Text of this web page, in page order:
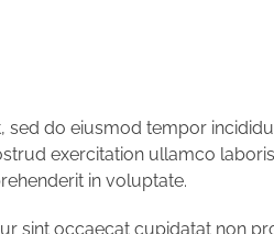
sed do eiusmod tempor
exercitation ullamco
in voluptate.
sint occaecat cupidatat non